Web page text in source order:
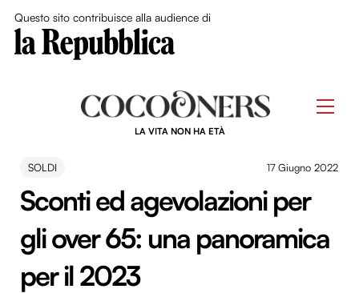
Questo sito contribuisce alla audience di
LA VITA NON HA ETÀ
SOLDI 17 Giugno 2022
Sconti ed agevolazioni per
gli over 65: una panoramica
per il 2023